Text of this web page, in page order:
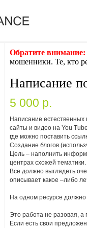
Обратите внимание:
мошенники. Те, кто
Написание
5 000 p.
Написание естественных
сайты и видео на You
где можно поставить
Создание блогов
Цель – наполнить
центрах схожей тематики.
Все должно выглядеть
описывает какое –либо
На одном ресурсе
Это работа не разовая, а
Если есть свои